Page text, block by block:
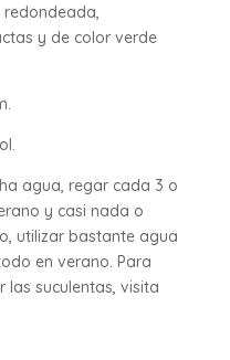
y de color verde
agua, regar cada 3 o
y casi nada o
utilizar bastante agua
en verano. Para
suculentas, visita